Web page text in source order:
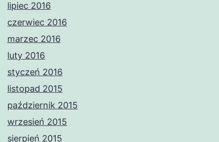
lipiec 2016
czerwiec 2016
marzec 2016
luty 2016
styczeń 2016
listopad 2015
październik 2015
wrzesień 2015
sierpień 2015